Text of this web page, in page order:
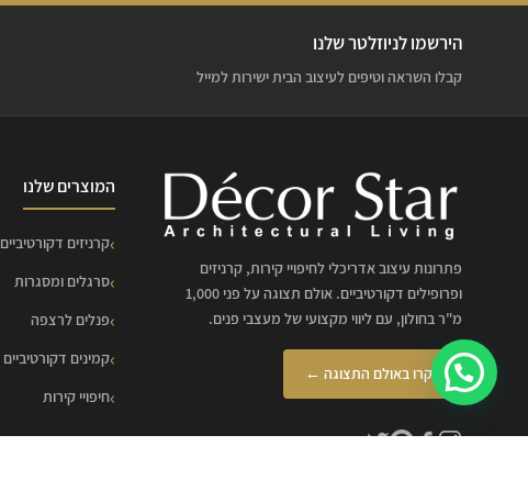
הירשמו לניוזלטר שלנו
קבלו השראה וטיפים לעיצוב הבית ישירות למייל
פתרונות עיצוב אדריכלי לחיפויי קירות, קרניזים
ופרופילים דקורטיביים. אולם תצוגה על פני 1,000
מ"ר בחולון, עם ליווי מקצועי של מעצבי פנים.
בקרו באולם התצוגה ←
המוצרים שלנו
קרניזים דקורטיביים
סרגלים ומסגרות
פנלים לרצפה
קמינים דקורטיביים
חיפויי קירות